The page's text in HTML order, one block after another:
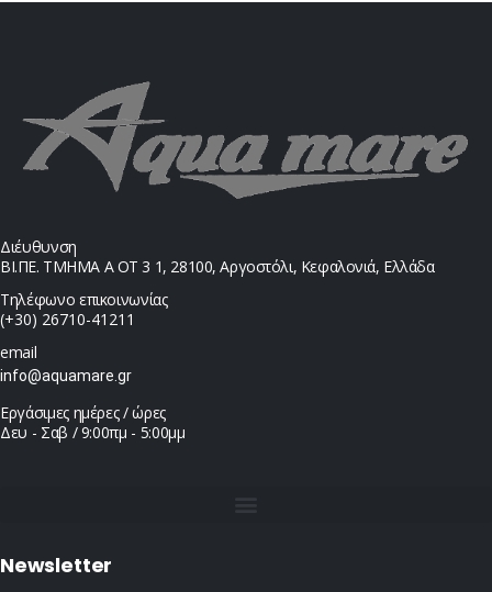
Διέυθυνση
ΒΙ.ΠΕ. ΤΜΗΜΑ Α ΟΤ 3 1, 28100, Αργοστόλι, Κεφαλονιά, Ελλάδα
Τηλέφωνο επικοινωνίας
(+30) 26710-41211
email
info@aquamare.gr
Εργάσιμες ημέρες / ώρες
Δευ - Σαβ / 9:00πμ - 5:00μμ
Newsletter